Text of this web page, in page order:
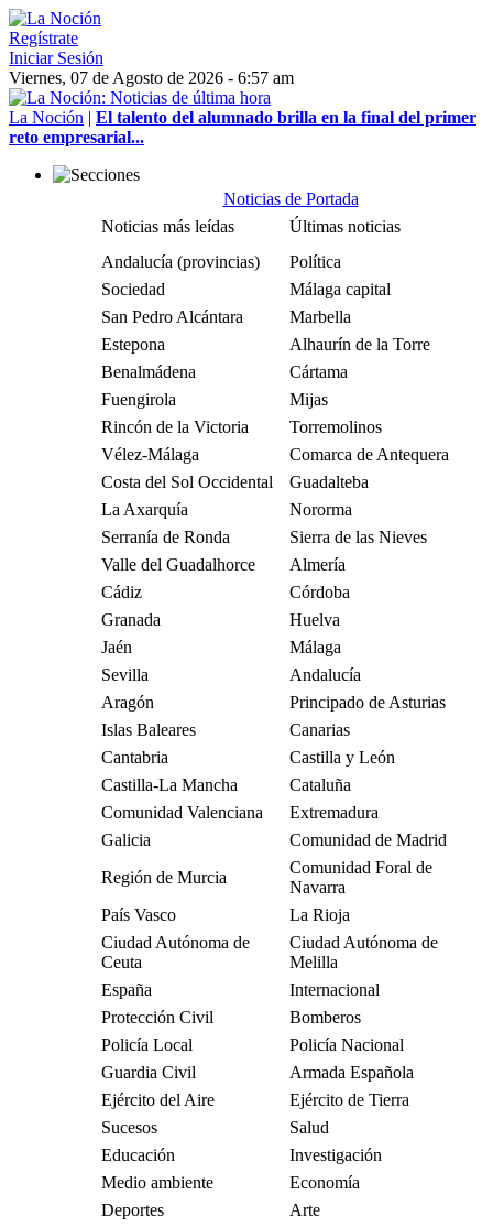
Regístrate
Iniciar Sesión
Viernes, 07 de Agosto de 2026 - 6:57 am
La Noción | El talento del alumnado brilla en la final del primer
reto empresarial...
Noticias de Portada
Noticias más leídas
Últimas noticias
Andalucía (provincias)
Política
Sociedad
Málaga capital
San Pedro Alcántara
Marbella
Estepona
Alhaurín de la Torre
Benalmádena
Cártama
Fuengirola
Mijas
Rincón de la Victoria
Torremolinos
Vélez-Málaga
Comarca de Antequera
Costa del Sol Occidental
Guadalteba
La Axarquía
Nororma
Serranía de Ronda
Sierra de las Nieves
Valle del Guadalhorce
Almería
Cádiz
Córdoba
Granada
Huelva
Jaén
Málaga
Sevilla
Andalucía
Aragón
Principado de Asturias
Islas Baleares
Canarias
Cantabria
Castilla y León
Castilla-La Mancha
Cataluña
Comunidad Valenciana
Extremadura
Galicia
Comunidad de Madrid
Región de Murcia
Comunidad Foral de
Navarra
País Vasco
La Rioja
Ciudad Autónoma de
Ceuta
Ciudad Autónoma de
Melilla
España
Internacional
Protección Civil
Bomberos
Policía Local
Policía Nacional
Guardia Civil
Armada Española
Ejército del Aire
Ejército de Tierra
Sucesos
Salud
Educación
Investigación
Medio ambiente
Economía
Deportes
Arte